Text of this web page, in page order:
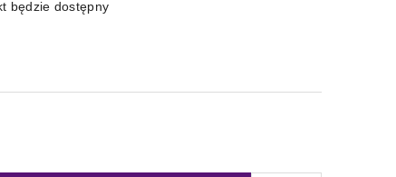
będzie dostępny